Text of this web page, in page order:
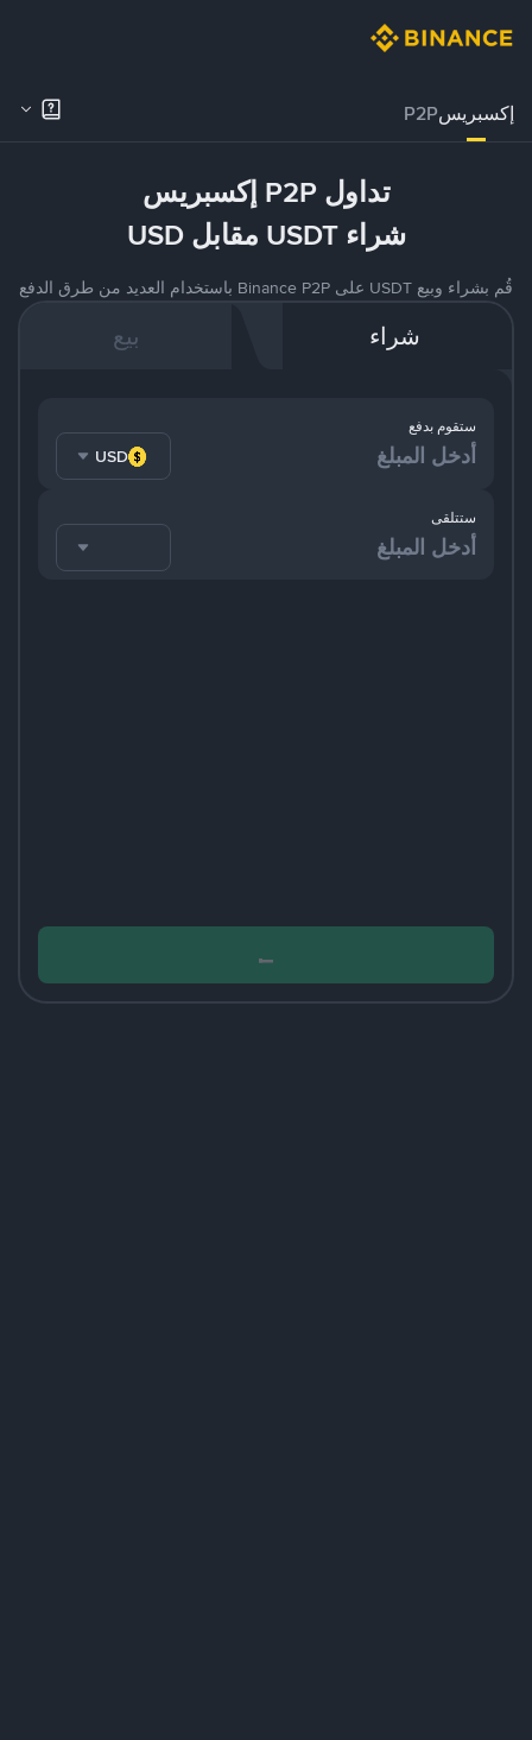
إكسبريسP2P
تداول P2P إكسبريس
شراء USDT مقابل USD
قُم بشراء وبيع USDT على Binance P2P باستخدام العديد من طرق الدفع
شراء بيع
ستقوم بدفع
USD
ستتلقى